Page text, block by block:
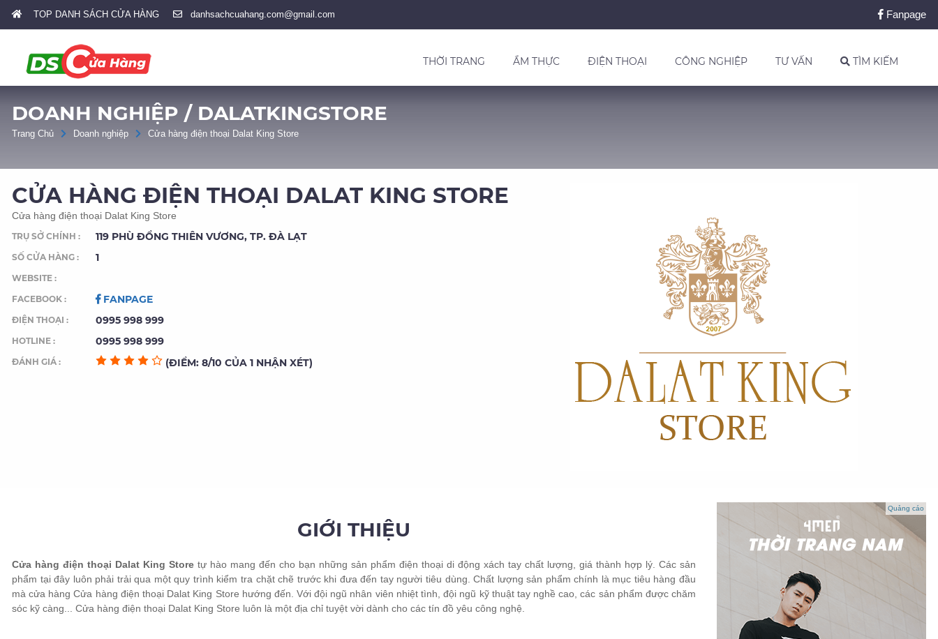
TOP DANH SÁCH CỬA HÀNG danhsachcuahang.com@gmail.com Fanpage
THỜI TRANG ẨM THỰC ĐIỆN THOẠI CÔNG NGHIỆP TƯ VẤN TÌM KIẾM
DOANH NGHIỆP / DALATKINGSTORE
Trang Chủ Doanh nghiệp Cửa hàng điện thoại Dalat King Store
CỬA HÀNG ĐIỆN THOẠI DALAT KING STORE
Cửa hàng điện thoại Dalat King Store
TRỤ SỞ CHÍNH : 119 PHÙ ĐỔNG THIÊN VƯƠNG, TP. ĐÀ LẠT
SỐ CỬA HÀNG : 1
WEBSITE :
FACEBOOK :
FANPAGE
ĐIỆN THOẠI : 0995 998 999
HOTLINE : 0995 998 999
ĐÁNH GIÁ : (ĐIỂM: 8/10 CỦA 1 NHẬN XÉT)
GIỚI THIỆU
Cửa hàng điện thoại Dalat King Store tự hào mang đến cho bạn những sản phẩm điện thoại di động xách tay chất lượng, giá thành hợp lý. Các sản
phẩm tại đây luôn phải trải qua một quy trình kiểm tra chặt chẽ trước khi đưa đến tay người tiêu dùng. Chất lượng sản phẩm chính là mục tiêu hàng đầu
mà cửa hàng Cửa hàng điện thoại Dalat King Store hướng đến. Với đội ngũ nhân viên nhiệt tình, đội ngũ kỹ thuật tay nghề cao, các sản phẩm được chăm
sóc kỹ càng... Cửa hàng điện thoại Dalat King Store luôn là một địa chỉ tuyệt vời dành cho các tín đồ yêu công nghệ.
Quảng cáo